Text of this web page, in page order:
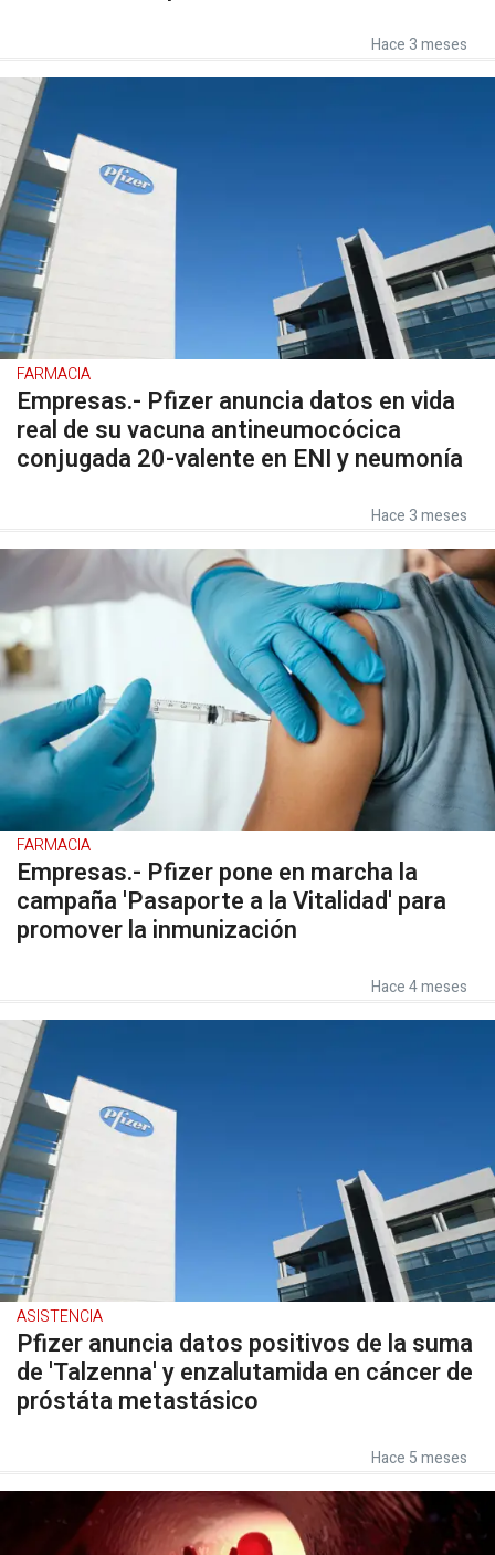
Hace 3 meses
FARMACIA
Empresas.- Pfizer anuncia datos en vida
real de su vacuna antineumocócica
conjugada 20-valente en ENI y neumonía
Hace 3 meses
FARMACIA
Empresas.- Pfizer pone en marcha la
campaña 'Pasaporte a la Vitalidad' para
promover la inmunización
Hace 4 meses
ASISTENCIA
Pfizer anuncia datos positivos de la suma
de 'Talzenna' y enzalutamida en cáncer de
próstáta metastásico
Hace 5 meses